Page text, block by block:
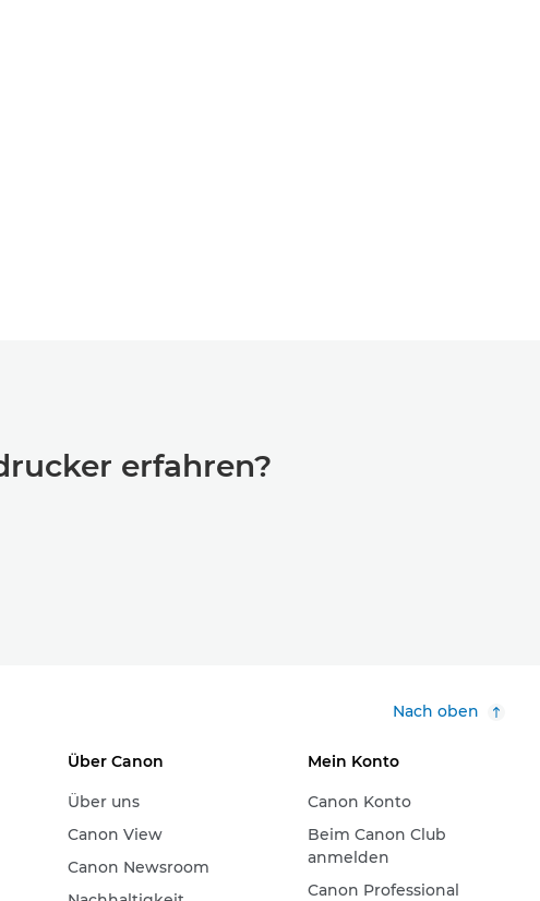
erfahren?
Nach oben
Über Canon
Über uns
Canon View
Canon Newsroom
Mein Konto
Canon Konto
Beim Canon Club
anmelden
Canon Professional